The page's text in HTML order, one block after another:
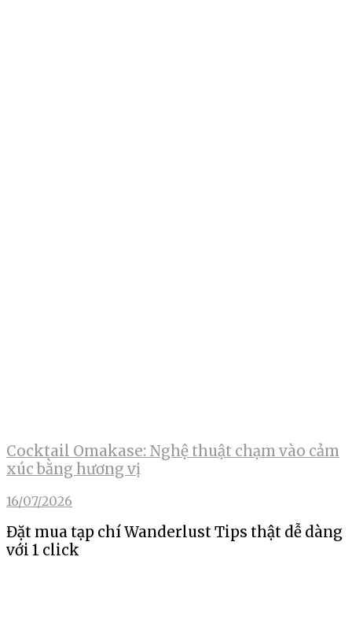
Cocktail Omakase: Nghệ thuật chạm vào cảm
xúc bằng hương vị
16/07/2026
Đặt mua tạp chí Wanderlust Tips thật dễ dàng
với 1 click